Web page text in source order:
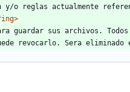
y/o reglas actualmente
guardar sus archivos.
revocarlo. Sera